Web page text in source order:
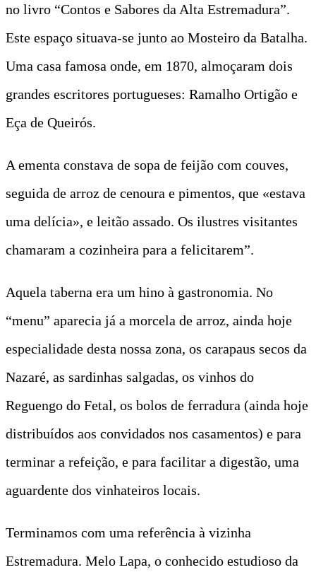
no livro “Contos e Sabores da Alta Estremadura”.
Este espaço situava-se junto ao Mosteiro da Batalha.
Uma casa famosa onde, em 1870, almoçaram dois
grandes escritores portugueses: Ramalho Ortigão e
Eça de Queirós.
A ementa constava de sopa de feijão com couves,
seguida de arroz de cenoura e pimentos, que «estava
uma delícia», e leitão assado. Os ilustres visitantes
chamaram a cozinheira para a felicitarem”.
Aquela taberna era um hino à gastronomia. No
“menu” aparecia já a morcela de arroz, ainda hoje
especialidade desta nossa zona, os carapaus secos da
Nazaré, as sardinhas salgadas, os vinhos do
Reguengo do Fetal, os bolos de ferradura (ainda hoje
distribuídos aos convidados nos casamentos) e para
terminar a refeição, e para facilitar a digestão, uma
aguardente dos vinhateiros locais.
Terminamos com uma referência à vizinha
Estremadura. Melo Lapa, o conhecido estudioso da